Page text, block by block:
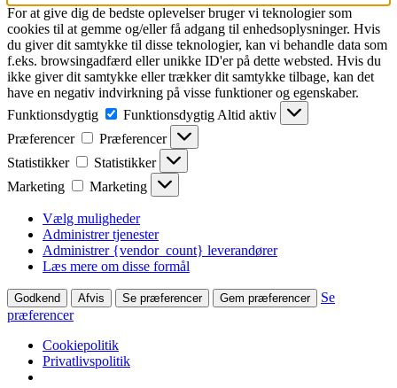
For at give dig de bedste oplevelser bruger vi teknologier som
cookies til at gemme og/eller få adgang til enhedsoplysninger. Hvis
du giver dit samtykke til disse teknologier, kan vi behandle data som
f.eks. browsingadfærd eller unikke ID'er på dette websted. Hvis du
ikke giver dit samtykke eller trækker dit samtykke tilbage, kan det
have en negativ indvirkning på visse funktioner og egenskaber.
Funktionsdygtig
Funktionsdygtig Altid aktiv
Præferencer
Præferencer
Statistikker
Statistikker
Marketing
Marketing
Vælg muligheder
Administrer tjenester
Administrer {vendor_count} leverandører
Læs mere om disse formål
Godkend Afvis Se præferencer Gem præferencer
Se
præferencer
Cookiepolitik
Privatlivspolitik